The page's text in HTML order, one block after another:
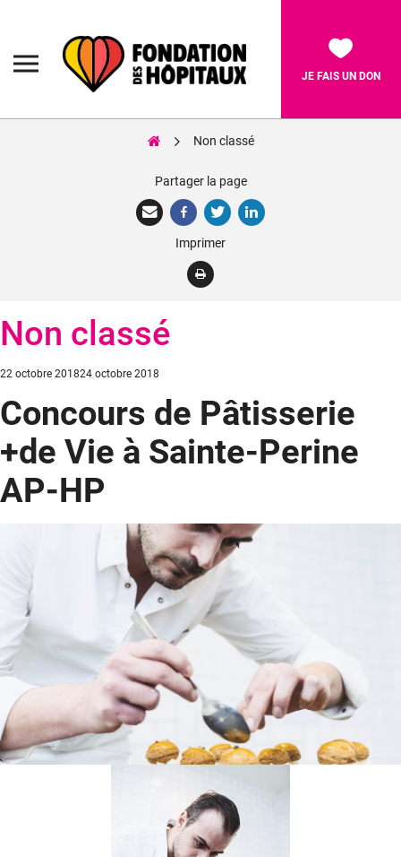
des
Hôpitaux
JE FAIS UN DON
Soignants
Nos réalisations
Nous soutenir
Donateurs
Hôpitaux
Non classé
Partager la page
Imprimer
Non classé
Posted
22 octobre 201824 octobre 2018
Concours de Pâtisserie
+de Vie à Sainte-Perine
AP-HP